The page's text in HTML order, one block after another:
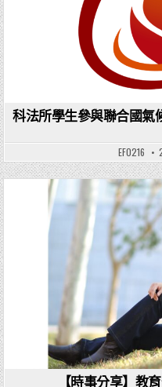
科法所學生參與聯合國氣
EF0216
Posted in
【時事分享】教